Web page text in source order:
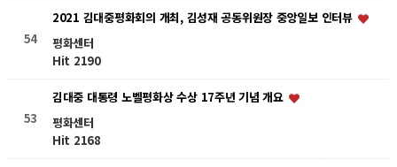
54
2021 김대중평화회의 개최, 김성재 공동위원장 중앙일보 인터뷰
평화센터
Hit 2190
53
김대중 대통령 노벨평화상 수상 17주년 기념 개요
평화센터
Hit 2168